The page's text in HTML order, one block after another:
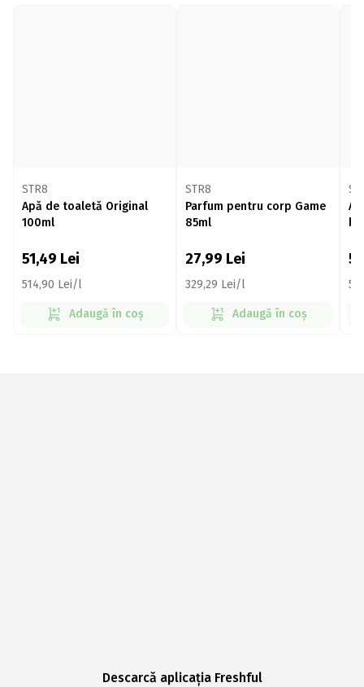
STR8
Apă de toaletă Original
100ml
51,49 Lei
514,90 Lei/l
Adaugă în coș
STR8
Parfum pentru corp Game
85ml
27,99 Lei
329,29 Lei/l
Adaugă în coș
Descarcă aplicația Freshful